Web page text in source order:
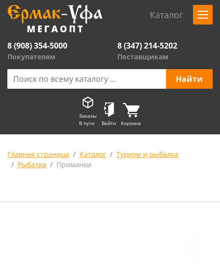
Каталог
8 (908) 354-5000
Покупателям
8 (347) 214-5202
Поставщикам
Заказы
В пути
Войти Корзина
Главная страница Каталог
Туризм и рыбалка
Рыбалка
Приманки